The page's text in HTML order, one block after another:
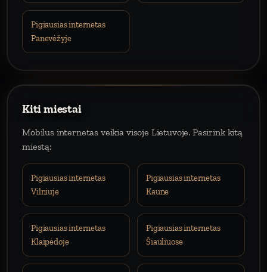
Pigiausias internetas
Panevėžyje
Kiti miestai
Mobilus internetas veikia visoje Lietuvoje. Pasirink kitą
miestą:
Pigiausias internetas
Vilniuje
Pigiausias internetas
Kaune
Pigiausias internetas
Klaipėdoje
Pigiausias internetas
Šiauliuose